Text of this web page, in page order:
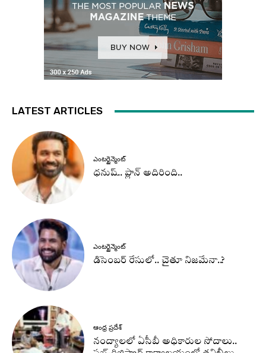
LATEST ARTICLES
ఎంటర్టైన్మెంట్
ధనుష్‌.. ప్లాన్ అదిరింది..
ఎంటర్టైన్మెంట్
డిసెంబర్ రేసులో.. చైతూ నిజమేనా..?
ఆంధ్ర ప్రదేశ్
నంద్యాలలో ఏసీబీ అధికారుల సోదాలు..